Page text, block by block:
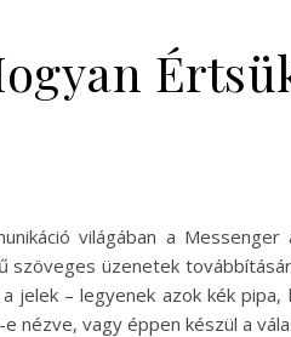
világában a
szöveges üzenetek
jelek – legyenek azok kék
nézve, vagy éppen készül a